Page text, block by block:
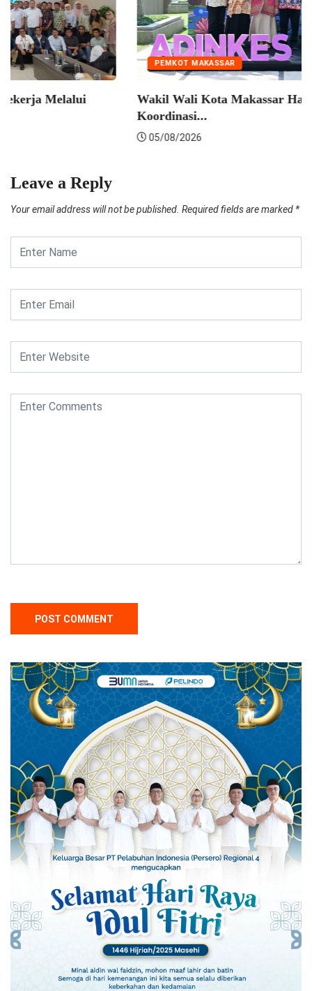
EKONOMI
Pelindo Perkuat Sinergi dengan Pekerja Melalui
Leave a Reply
Your email address will not be published. Required fields are marked *